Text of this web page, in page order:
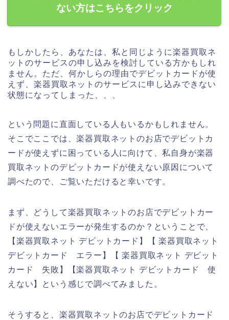
ない方はこちらをクリック
もしかしたら、あなたは、私と同じように楽器買取ネ
ットのサービスの申し込みを検討している方かもしれ
ません。ただ、何かしらの理由でデビットカードが使
えず、楽器買取ネットのサービスに申し込みできない
状態になってしまった、、、
という問題に直面している人もいるかもしれません。
そこでここでは、楽器買取ネットのお店でデビットカ
ードが使えずに困っている人に向けて、私自身が楽器
買取ネットのデビットカードが使えない原因について
調べたので、ご覧いただけると幸いです。
まず、どうして楽器買取ネットのお店でデビットカー
ドが使えないエラーが発生するのか？ということで、
【楽器買取ネット デビットカード】【 楽器買取ネット
デビットカード エラー】【 楽器買取ネット デビット
カード 失敗】【楽器買取ネット デビットカード 使
えない】という感じで調べてみました。
そうすると、楽器買取ネットのお店でデビットカード